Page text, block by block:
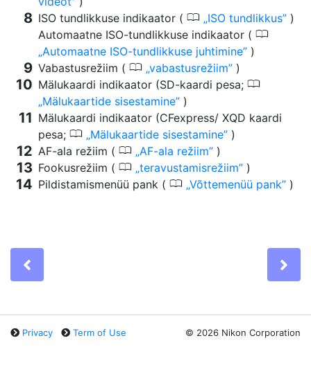
ISO tundlikkuse indikaator ( 0 ISO tundlikkus )
Automaatne ISO-tundlikkuse indikaator ( 0
Automaatne ISO-tundlikkuse juhtimine )
Vabastusrežiim ( 0 vabastusrežiim
)
Mälukaardi indikaator (SD-kaardi pesa; 0
Mälukaartide sisestamine )
Mälukaardi indikaator (CFexpress/ XQD kaardi
pesa; 0 Mälukaartide sisestamine )
AF-ala režiim ( 0 AF-ala režiim
)
Fookusrežiim ( 0 teravustamisrežiim
)
Pildistamismenüü pank ( 0 Võttemenüü pank )
Privacy Term of Use © 2026 Nikon Corporation